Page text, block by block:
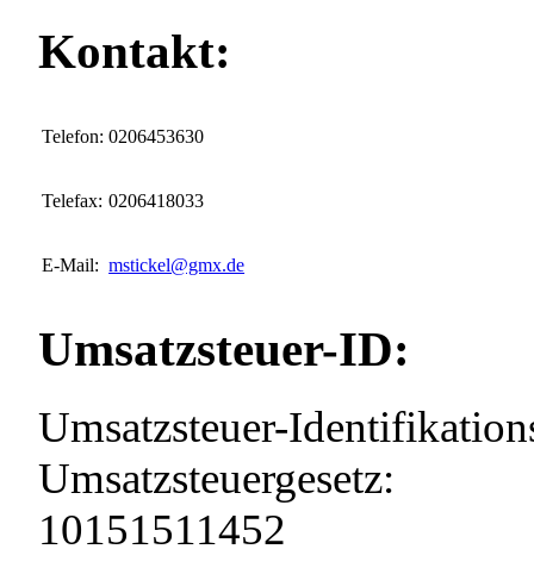
Kontakt:
Telefon: 0206453630
Telefax: 0206418033
E-Mail: mstickel@gmx.de
Umsatzsteuer-ID:
Umsatzsteuer-
Umsatzsteuergesetz:
10151511452